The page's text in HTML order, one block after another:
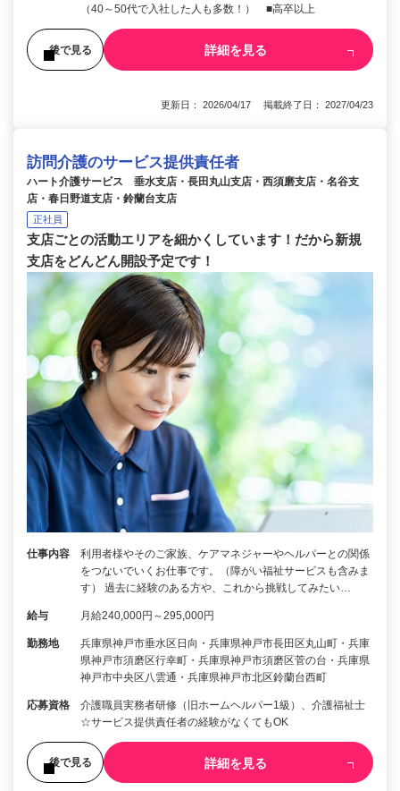
（40～50代で入社した人も多数！） ■高卒以上
後で見る 詳細を見る
更新日： 2026/04/17 掲載終了日： 2027/04/23
訪問介護のサービス提供責任者
ハート介護サービス 垂水支店・長田丸山支店・西須磨支店・名谷支
店・春日野道支店・鈴蘭台支店
正社員
支店ごとの活動エリアを細かくしています！だから新規
支店をどんどん開設予定です！
仕事内容
利用者様やそのご家族、ケアマネジャーやヘルパーとの関係
をつないでいくお仕事です。（障がい福祉サービスも含みま
す） 過去に経験のある方や、これから挑戦してみたい…
給与 月給240,000円～295,000円
勤務地
兵庫県神戸市垂水区日向・兵庫県神戸市長田区丸山町・兵庫
県神戸市須磨区行幸町・兵庫県神戸市須磨区菅の台・兵庫県
神戸市中央区八雲通・兵庫県神戸市北区鈴蘭台西町
応募資格
介護職員実務者研修（旧ホームヘルパー1級）、介護福祉士
☆サービス提供責任者の経験がなくてもOK
後で見る 詳細を見る